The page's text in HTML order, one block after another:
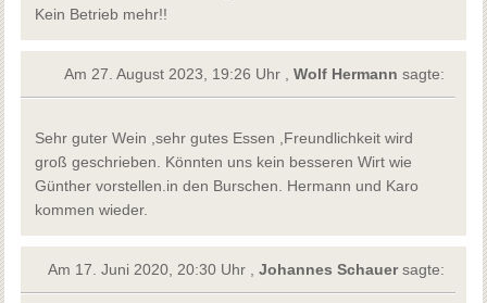
Kein Betrieb mehr!!
Am 27. August 2023, 19:26 Uhr ,Wolf Hermann sagte:
Sehr guter Wein ,sehr gutes Essen ,Freundlichkeit wird
groß geschrieben. Könnten uns kein besseren Wirt wie
Günther vorstellen.in den Burschen. Hermann und Karo
kommen wieder.
Am 17. Juni 2020, 20:30 Uhr ,Johannes Schauersagte: